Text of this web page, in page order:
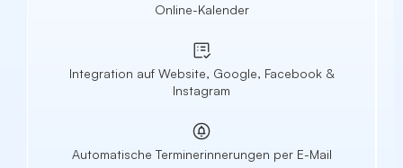
Online-Kalender
Integration auf Website, Google, Facebook &
Instagram
Automatische Terminerinnerungen per E-Mail